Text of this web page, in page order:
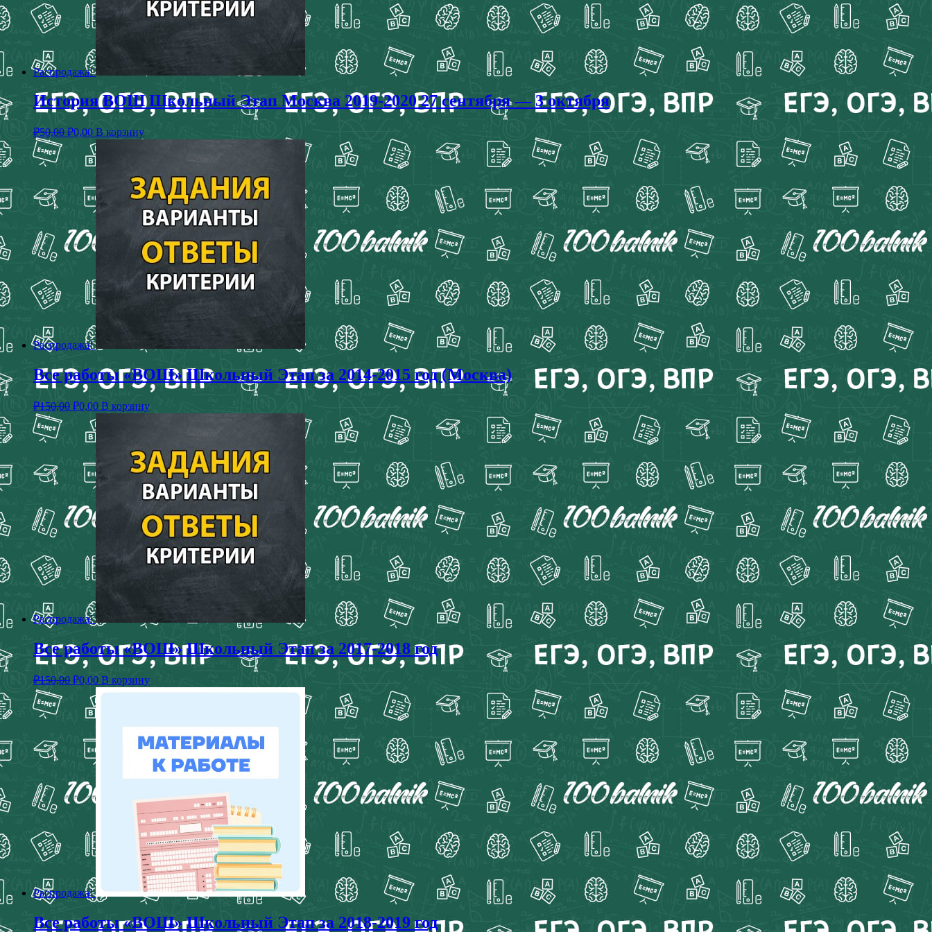
Распродажа!
История ВОШ Школьный Этап Москва 2019-2020 27 сентября — 3 октября
₽50,00 ₽0,00 В корзину
Распродажа!
Все работы «ВОШ» Школьный Этап за 2014-2015 год (Москва)
₽150,00 ₽0,00 В корзину
Распродажа!
Все работы «ВОШ» Школьный Этап за 2017-2018 год
₽150,00 ₽0,00 В корзину
Распродажа!
Все работы «ВОШ» Школьный Этап за 2018-2019 год